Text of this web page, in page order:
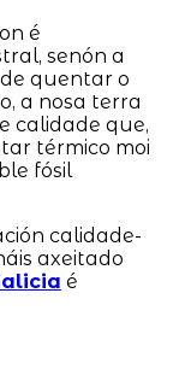
é
senón a
quentar o
a nosa terra
calidade que,
térmico moi
fósil
calidade-
axeitado
é